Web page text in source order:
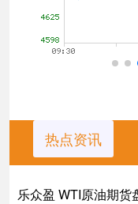
热点资讯
乐众盈 WTI原油期货